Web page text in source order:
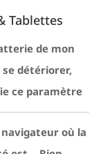
Tablettes
de mon
se détériorer,
ce paramètre
navigateur où la